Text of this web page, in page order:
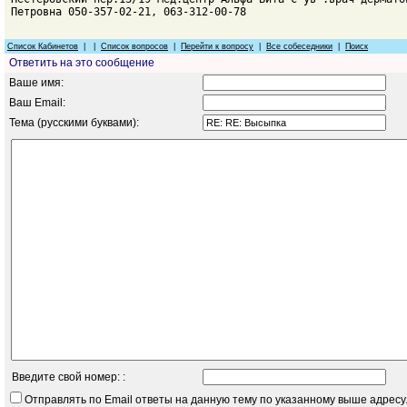
Петровна 050-357-02-21, 063-312-00-78
Список Кабинетов Список вопросов Перейти к вопросу Все собеседники Поиск
Ответить на это сообщение
Ваше имя:
Ваш Email:
Тема (русскими буквами):
Введите свой номер: :
Отправлять по Email ответы на данную тему по указанному выше адресу.